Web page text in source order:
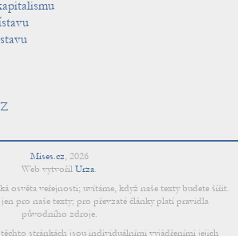
Mises.cz, 2026
Web vytvořil Urza.
osvěta veřejnosti; uvítáme, když naše texty budete šířit.
pro naše texty; pro převzaté články platí pravidla
původního zdroje.
stránkách jsou individuálními vyjádřeními jejich